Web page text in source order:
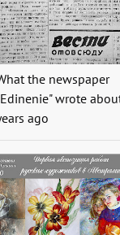
the newspaper
wrote
ago